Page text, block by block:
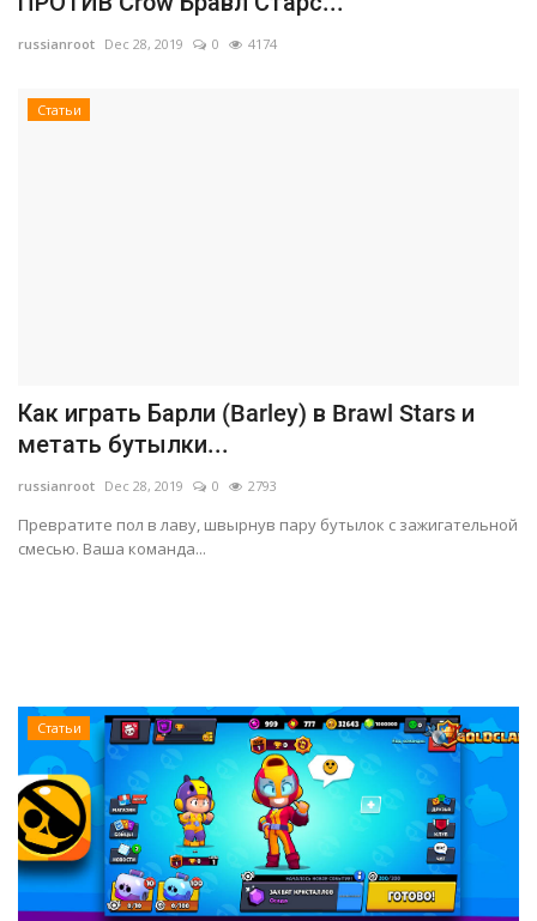
Gallery
russianroot Dec 28, 2019 0 4174
Статьи
Как играть Барли (Barley) в Brawl Stars и
метать бутылки...
russianroot Dec 28, 2019 0 2793
Превратите пол в лаву, швырнув пару бутылок с зажигательной
смесью. Ваша команда...
Статьи